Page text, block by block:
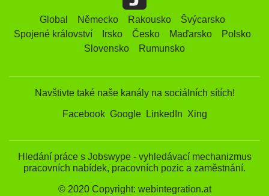
Global Německo Rakousko
Švýcarsko
Spojené království
Irsko Česko Maďarsko
Polsko
Slovensko
Rumunsko
Navštivte také naše kanály na sociálních sítích!
Facebook Google LinkedIn Xing
Hledání práce s Jobswype - vyhledávací mechanizmus
pracovních nabídek, pracovních pozic a zaměstnání.
© 2020 Copyright: webintegration.at